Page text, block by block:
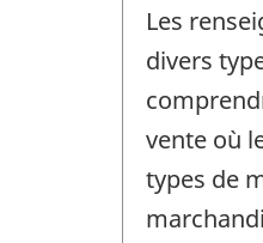
Les
divers
vente où
types de